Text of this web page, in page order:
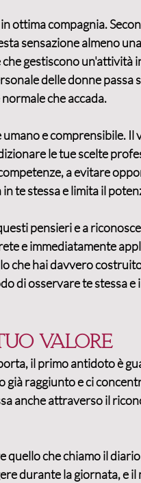
ottima compagnia.
sensazione almeno
gestiscono un'attività
delle donne passa
che accada.
e comprensibile.
le tue scelte
a evitare
te stessa e limita il
pensieri e a
e immediatamente
che hai davvero
di osservare te stessa
valore
il primo antidoto è
raggiunto e ci
anche attraverso il
quello che chiamo il
durante la giornata, e